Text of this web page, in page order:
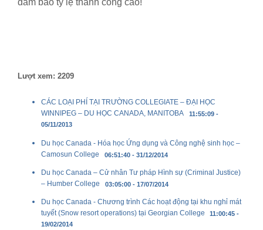
Lượt xem: 2209
CÁC LOẠI PHÍ TẠI TRƯỜNG COLLEGIATE – ĐẠI HỌC
WINNIPEG – DU HỌC CANADA, MANITOBA 11:55:09 -
05/11/2013
Du học Canada - Hóa học Ứng dụng và Công nghệ sinh học –
Camosun College 06:51:40 - 31/12/2014
Du học Canada – Cử nhân Tư pháp Hình sự (Criminal Justice)
– Humber College 03:05:00 - 17/07/2014
Du học Canada - Chương trình Các hoạt động tại khu nghỉ mát
tuyết (Snow resort operations) tại Georgian College 11:00:45 -
19/02/2014